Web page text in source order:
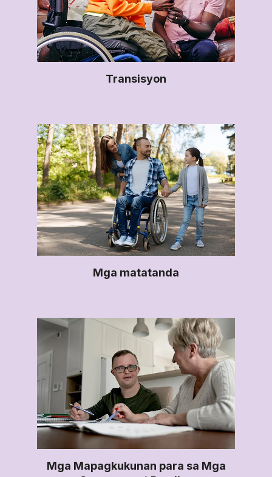
Transisyon
Mga matatanda
Mga Mapagkukunan para sa Mga